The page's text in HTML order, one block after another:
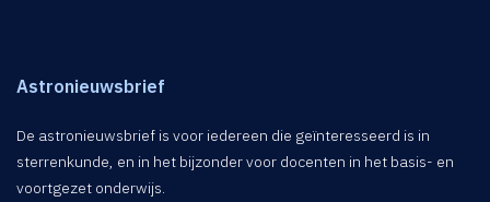
Astronieuwsbrief
De astronieuwsbrief is voor iedereen die geïnteresseerd is in
sterrenkunde, en in het bijzonder voor docenten in het basis- en
voortgezet onderwijs.